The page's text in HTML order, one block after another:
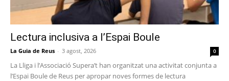
Lectura inclusiva a l’Espai Boule
La Guia de Reus - 3 agost, 2026 0
La Lliga i l’Associació Supera’t han organitzat una activitat conjunta a
l’Espai Boule de Reus per apropar noves formes de lectura